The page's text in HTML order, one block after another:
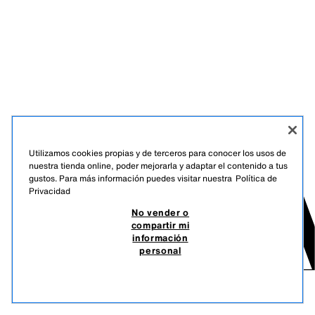
Utilizamos cookies propias y de terceros para conocer los usos de
nuestra tienda online, poder mejorarla y adaptar el contenido a tus
gustos. Para más información puedes visitar nuestra Política de
Privacidad
No vender o
compartir mi
información
personal